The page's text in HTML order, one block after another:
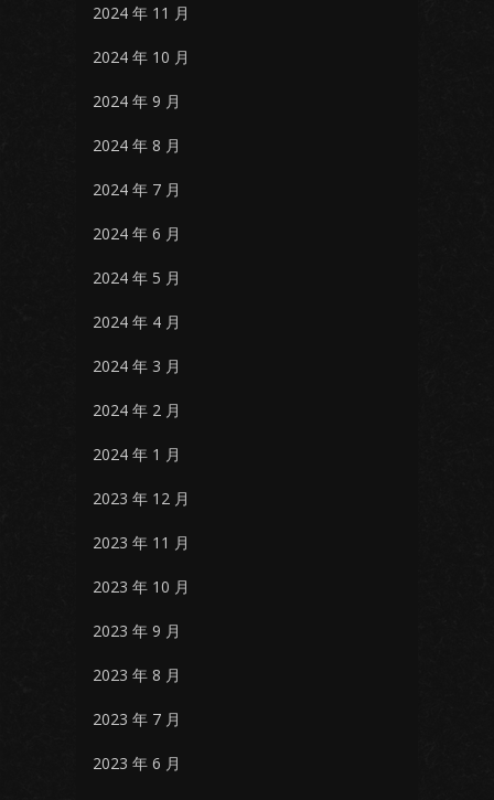
2024 年 11 月
2024 年 10 月
2024 年 9 月
2024 年 8 月
2024 年 7 月
2024 年 6 月
2024 年 5 月
2024 年 4 月
2024 年 3 月
2024 年 2 月
2024 年 1 月
2023 年 12 月
2023 年 11 月
2023 年 10 月
2023 年 9 月
2023 年 8 月
2023 年 7 月
2023 年 6 月